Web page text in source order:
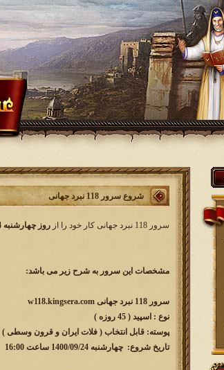
شروع سرور 118 نبرد جهانی
سرور 118 نبرد جهانی کار خود را از روز چهارشنبه 24 آذر ماه 1400
مشخصات این سرور به شرح زیر می باشد:
سرور 118 نبرد جهانی w118.kingsera.com
نوع : اسپید ( 45 روزه )
پوسته: قابل انتخاب ( فلات ایران و قرون وسطی )
تاریخ شروع: چهارشنبه​ 1400/09/24 ساعت 16:00